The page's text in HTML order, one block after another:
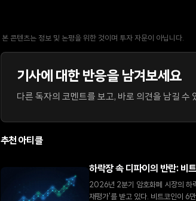
본 콘텐츠는 정보 및 논평을 위한 것이며 투자 자문이 아닙니다.
기사에 대한 반응을 남겨보세요
다른 독자의 코멘트를 보고, 바로 의견을 남길 수
추천 아티클
하락장 속 디파이의 반란: 비
2026년 2분기 암호화폐 시장의 하
재평가'를 받고 있다. 비트코인이 6